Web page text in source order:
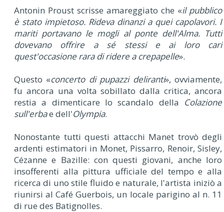
Antonin Proust scrisse amareggiato che «il pubblico
è stato impietoso. Rideva dinanzi a quei capolavori. I
mariti portavano le mogli al ponte dell'Alma. Tutti
dovevano offrire a sé stessi e ai loro cari
quest'occasione rara di ridere a crepapelle».
Questo «concerto di pupazzi deliranti», ovviamente,
fu ancora una volta sobillato dalla critica, ancora
restia a dimenticare lo scandalo della Colazione
sull'erbae dell'Olympia.
Nonostante tutti questi attacchi Manet trovò degli
ardenti estimatori in Monet, Pissarro, Renoir, Sisley,
Cézanne e Bazille: con questi giovani, anche loro
insofferenti alla pittura ufficiale del tempo e alla
ricerca di uno stile fluido e naturale, l'artista iniziò a
riunirsi al Café Guerbois, un locale parigino al n. 11
di rue des Batignolles.